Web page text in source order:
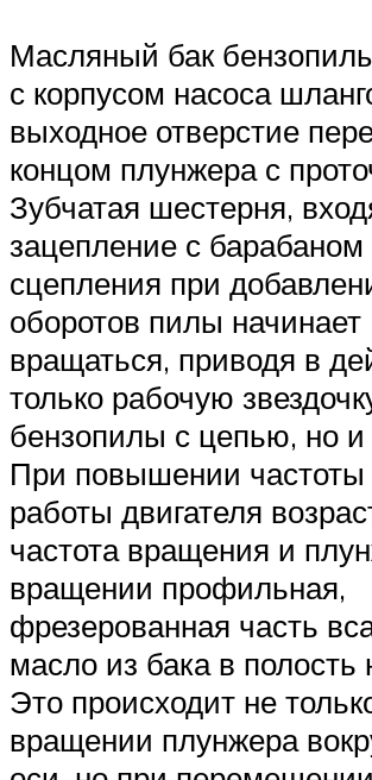
Масляный бак
с корпусом насоса
выходное отверстие
концом плунжера с
Зубчатая шестерня,
зацепление с барабаном
сцепления при
оборотов пилы начинает
вращаться, приводя в
только рабочую
бензопилы с цепью, но и
При повышении частоты
работы двигателя
частота вращения и
вращении профильная,
фрезерованная часть
масло из бака в полость
Это происходит не
вращении плунжера